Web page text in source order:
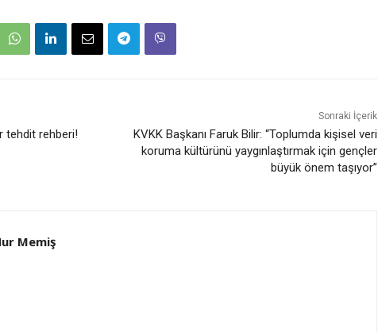
tehdit rehberi!
Sonraki İçerik
KVKK Başkanı Faruk Bilir: “Toplumda kişisel veri
koruma kültürünü yaygınlaştırmak için gençler
büyük önem taşıyor”
Memiş